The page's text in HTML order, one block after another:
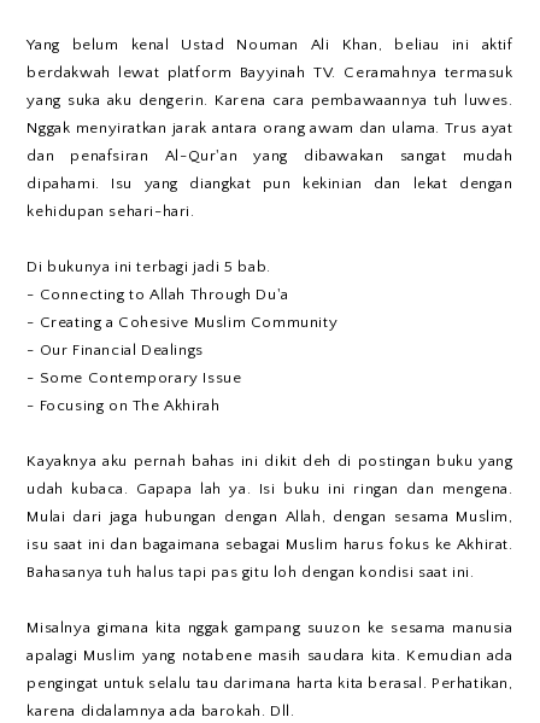
Yang belum kenal Ustad Nouman Ali Khan, beliau ini aktif
berdakwah lewat platform Bayyinah TV. Ceramahnya termasuk
yang suka aku dengerin. Karena cara pembawaannya tuh luwes.
Nggak menyiratkan jarak antara orang awam dan ulama. Trus ayat
dan penafsiran Al-Qur'an yang dibawakan sangat mudah
dipahami. Isu yang diangkat pun kekinian dan lekat dengan
kehidupan sehari-hari.
Di bukunya ini terbagi jadi 5 bab.
- Connecting to Allah Through Du'a
- Creating a Cohesive Muslim Community
- Our Financial Dealings
- Some Contemporary Issue
- Focusing on The Akhirah
Kayaknya aku pernah bahas ini dikit deh di postingan buku yang
udah kubaca. Gapapa lah ya. Isi buku ini ringan dan mengena.
Mulai dari jaga hubungan dengan Allah, dengan sesama Muslim,
isu saat ini dan bagaimana sebagai Muslim harus fokus ke Akhirat.
Bahasanya tuh halus tapi pas gitu loh dengan kondisi saat ini.
Misalnya gimana kita nggak gampang suuzon ke sesama manusia
apalagi Muslim yang notabene masih saudara kita. Kemudian ada
pengingat untuk selalu tau darimana harta kita berasal. Perhatikan,
karena didalamnya ada barokah. Dll.